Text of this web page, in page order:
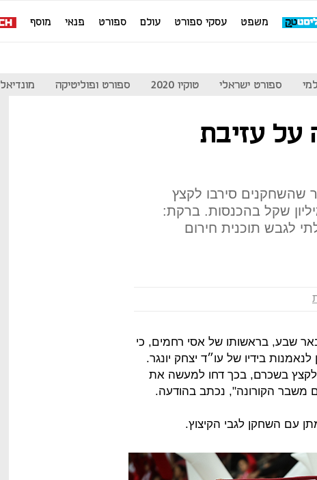
משפט עסקי ספורט עולם ספורט פנאי מוסף
ספורט ישראלי טוקיו 2020 ספורט ופוליטיקה מונדיאל 2022
על עזיבת
סירבו לקצץ
המועדון צופה ירידה של 20 מיליון שקל בהכנסות. ברקת:
לגבש תוכנית חירום
שבע, בראשותו של אסי רחמים, כי
בידיו של עו״ד יצחק יונגר.
בשכרם, בכך דחו למעשה את
משבר הקורונה", נכתב בהודעה.
עם השחקן לגבי הקיצוץ.